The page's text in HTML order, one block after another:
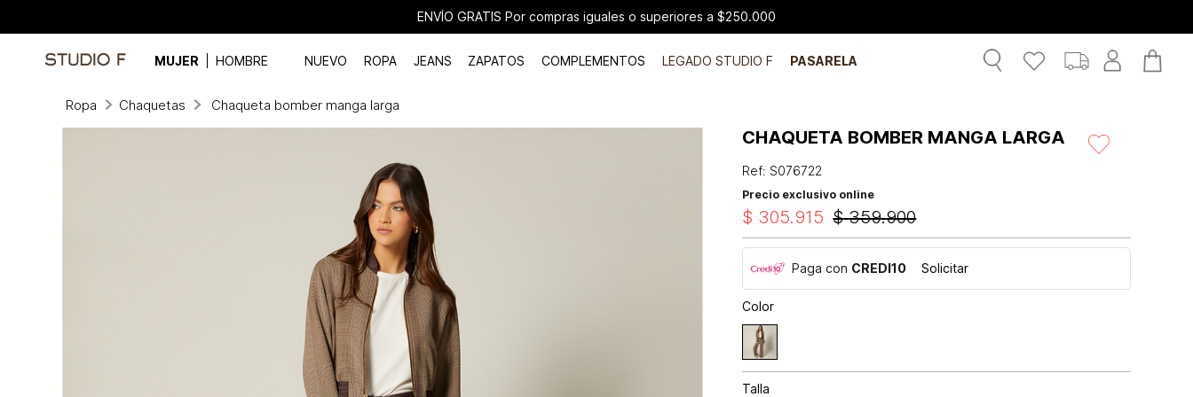
ENVÍO GRATIS Por compras iguales o superiores a $250.000
MUJER HOMBRE NUEVO ROPA JEANS ZAPATOS COMPLEMENTOS LEGADO STUDIO F PASARELA
Ropa Chaquetas Chaqueta bomber manga larga
CHAQUETA BOMBER MANGA LARGA
Ref:S076722
Precio exclusivo online
$ 359.900
$ 305.915
Paga con CREDI10 Solicitar
Color
Talla